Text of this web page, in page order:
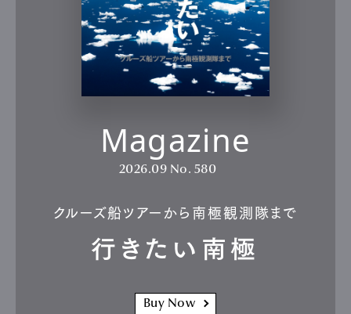
Magazine
2026.09 No. 580
クルーズ船ツアーから南極観測隊まで
行きたい南極
Buy Now